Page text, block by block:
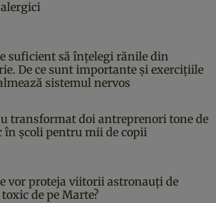
suficient să înțelegi rănile din
De ce sunt importante și exercițiile
sistemul nervos
transformat doi antreprenori tone de
în școli pentru mii de copii
vor proteja viitorii astronauți de
de pe Marte?